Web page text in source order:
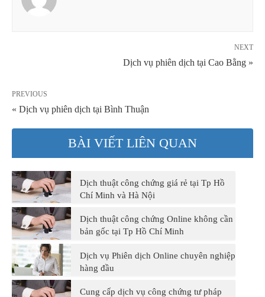
NEXT
Dịch vụ phiên dịch tại Cao Bằng »
PREVIOUS
« Dịch vụ phiên dịch tại Bình Thuận
BÀI VIẾT LIÊN QUAN
Dịch thuật công chứng giá rẻ tại Tp Hồ
Chí Minh và Hà Nội
Dịch thuật công chứng Online không cần
bản gốc tại Tp Hồ Chí Minh
Dịch vụ Phiên dịch Online chuyên nghiệp
hàng đầu
Cung cấp dịch vụ công chứng tư pháp